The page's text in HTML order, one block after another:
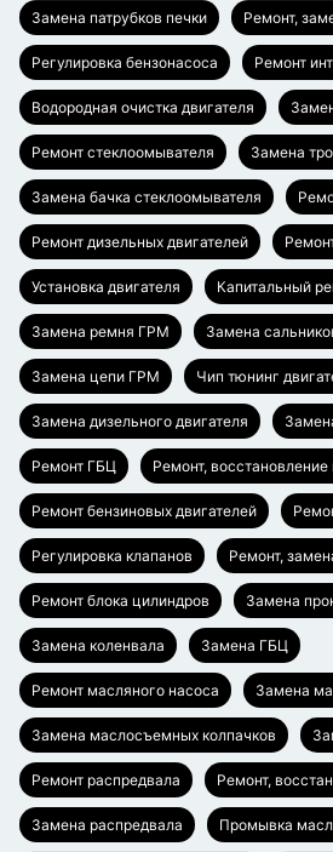
Замена патрубков печки Ремонт,
Регулировка бензонасоса Ремонт
Водородная очистка двигателя
Ремонт стеклоомывателя Замена
Замена бачка стеклоомывателя
Ремонт дизельных двигателей
Установка двигателя Капитальный
Замена ремня ГРМ Замена
Замена цепи ГРМ Чип тюнинг
Замена дизельного двигателя
Ремонт ГБЦ Ремонт, восстановление
Ремонт бензиновых двигателей
Регулировка клапанов Ремонт,
Ремонт блока цилиндров Замена
Замена коленвала Замена ГБЦ
Ремонт масляного насоса Замена
Замена маслосъемных колпачков
Ремонт распредвала Ремонт,
Замена распредвала Промывка